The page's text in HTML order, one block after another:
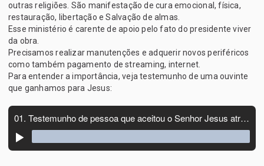
outras religiões. São manifestação de cura emocional, física,
restauração, libertação e Salvação de almas.
Esse ministério é carente de apoio pelo fato do presidente viver
da obra.
Precisamos realizar manutenções e adquerir novos periféricos
como também pagamento de streaming, internet.
Para entender a importância, veja testemunho de uma ouvinte
que ganhamos para Jesus: